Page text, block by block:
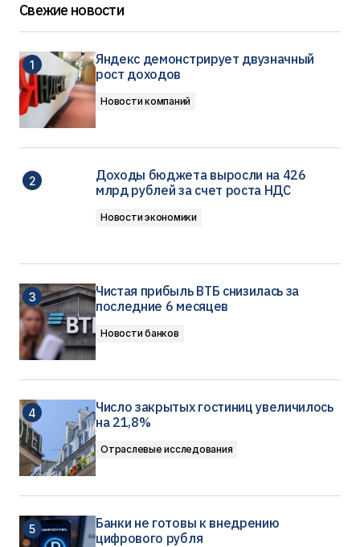
Свежие новости
Яндекс демонстрирует двузначный
рост доходов
Новости компаний
Доходы бюджета выросли на 426
млрд рублей за счет роста НДС
Новости экономики
Чистая прибыль ВТБ снизилась за
последние 6 месяцев
Новости банков
Число закрытых гостиниц увеличилось
на 21,8%
Отраслевые исследования
Банки не готовы к внедрению
цифрового рубля